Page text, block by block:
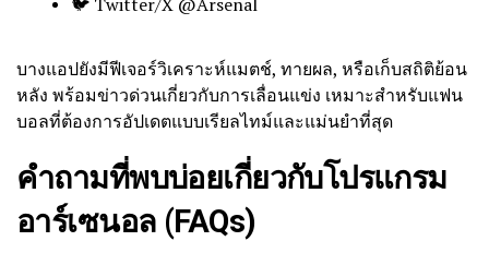
บางแอปยังมีฟีเจอร์วิเคราะห์แมตช์, ทายผล, หรือเก็บสถิติย้อน
หลัง พร้อมข่าวด่วนเกี่ยวกับการเลื่อนแข่ง เหมาะสำหรับแฟน
บอลที่ต้องการอัปเดตแบบเรียลไทม์และแม่นยำที่สุด
คำถามที่พบบ่อยเกี่ยวกับโปรแกรม
อาร์เซนอล (FAQs)